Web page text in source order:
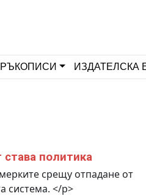
ИЗДАТЕЛСКА
политика
срещу отпадане от
система. </p>